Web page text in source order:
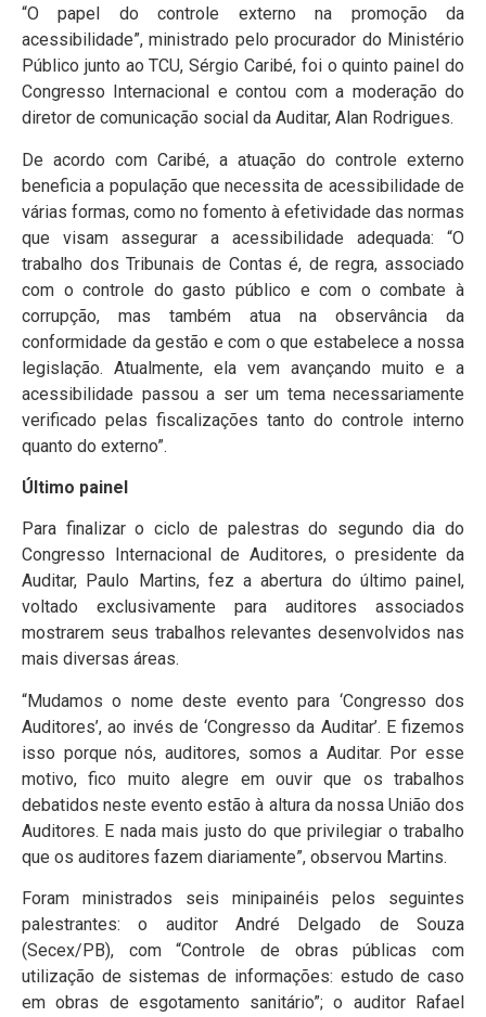
“O papel do controle externo na promoção da
acessibilidade”, ministrado pelo procurador do Ministério
Público junto ao TCU, Sérgio Caribé, foi o quinto painel do
Congresso Internacional e contou com a moderação do
diretor de comunicação social da Auditar, Alan Rodrigues.
De acordo com Caribé, a atuação do controle externo
beneficia a população que necessita de acessibilidade de
várias formas, como no fomento à efetividade das normas
que visam assegurar a acessibilidade adequada: “O
trabalho dos Tribunais de Contas é, de regra, associado
com o controle do gasto público e com o combate à
corrupção, mas também atua na observância da
conformidade da gestão e com o que estabelece a nossa
legislação. Atualmente, ela vem avançando muito e a
acessibilidade passou a ser um tema necessariamente
verificado pelas fiscalizações tanto do controle interno
quanto do externo”.
Último painel
Para finalizar o ciclo de palestras do segundo dia do
Congresso Internacional de Auditores, o presidente da
Auditar, Paulo Martins, fez a abertura do último painel,
voltado exclusivamente para auditores associados
mostrarem seus trabalhos relevantes desenvolvidos nas
mais diversas áreas.
“Mudamos o nome deste evento para ‘Congresso dos
Auditores’, ao invés de ‘Congresso da Auditar’. E fizemos
isso porque nós, auditores, somos a Auditar. Por esse
motivo, fico muito alegre em ouvir que os trabalhos
debatidos neste evento estão à altura da nossa União dos
Auditores. E nada mais justo do que privilegiar o trabalho
que os auditores fazem diariamente”, observou Martins.
Foram ministrados seis minipainéis pelos seguintes
palestrantes: o auditor André Delgado de Souza
(Secex/PB), com “Controle de obras públicas com
utilização de sistemas de informações: estudo de caso
em obras de esgotamento sanitário”; o auditor Rafael